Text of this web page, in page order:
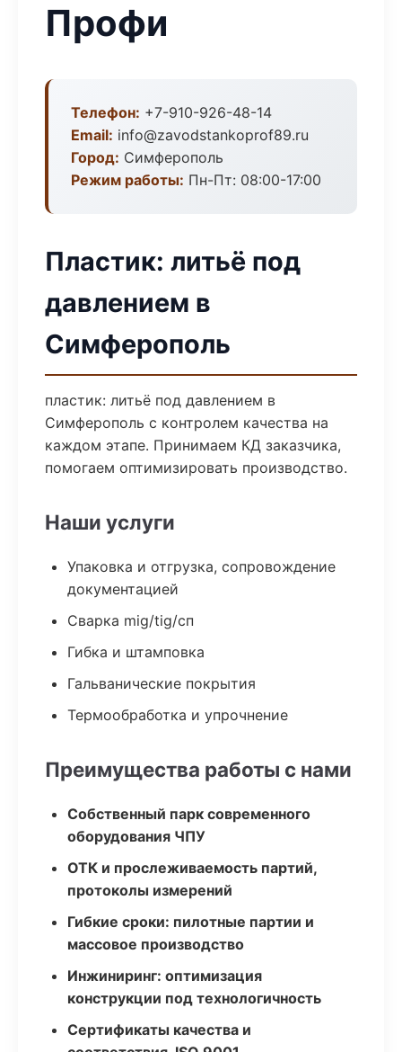
Профи
Телефон: +7-910-926-48-14
Email: info@zavodstankoprof89.ru
Город: Симферополь
Режим работы: Пн-Пт: 08:00-17:00
Пластик: литьё под
давлением в
Симферополь
пластик: литьё под давлением в
Симферополь с контролем качества на
каждом этапе. Принимаем КД заказчика,
помогаем оптимизировать производство.
Наши услуги
Упаковка и отгрузка, сопровождение
документацией
Сварка mig/tig/сп
Гибка и штамповка
Гальванические покрытия
Термообработка и упрочнение
Преимущества работы с нами
Собственный парк современного
оборудования ЧПУ
ОТК и прослеживаемость партий,
протоколы измерений
Гибкие сроки: пилотные партии и
массовое производство
Инжиниринг: оптимизация
конструкции под технологичность
Сертификаты качества и